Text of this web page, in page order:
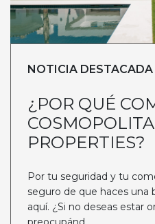
NOTICIA DESTACADA
¿POR QUÉ
PROPERTIES?
Por tu seguridad y tu
seguro de que haces una
aquí. ¿Si no deseas estar